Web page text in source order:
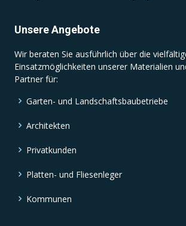
Unsere Angebote
Wir beraten Sie ausführlich über die
Einsatzmöglichkeiten unserer Materialien
Partner für:
Garten- und Landschaftsbaubetriebe
Architekten
Privatkunden
Platten- und Fliesenleger
Kommunen